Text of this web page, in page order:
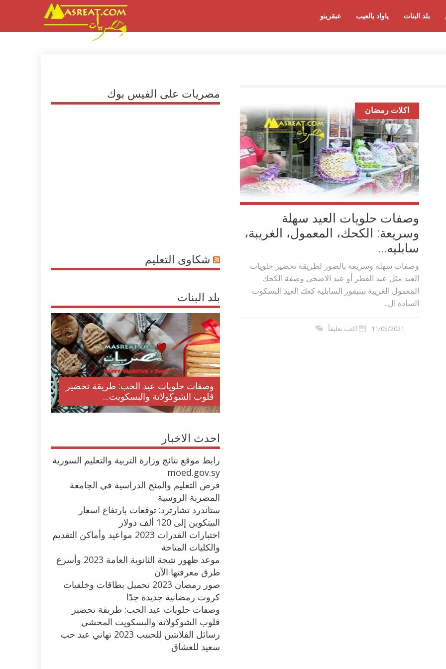
عبقرينو ياواد يالعيب بلد البنات
اكلات رمضان
وصفات حلويات العيد سهلة
وسريعة: الكحك، المعمول، الغريبة،
سابليه...
وصفات سهلة وسريعة بالصور لطريقة تحضير حلويات
العيد مثل عيد الفطر أو عيد الاضحى وصفة الكحك
المعمول الغريبة بيتيفور السابليه كعك العيد البسكوت
السادة ال...
11/05/2021 اكتب تعليقاً
مصريات على الفيس بوك
شكاوى التعليم
بلد البنات
وصفات حلويات عيد الحب: طريقة تحضير
قلوب الشوكولاتة والبسكويت...
احدث الاخبار
رابط موقع نتائج وزارة التربية والتعليم السورية
moed.gov.sy
فرص التعليم والمنح الدراسية في الجامعة
المصرية الروسية
ستاندرد تشارترد: توقعات بارتفاع اسعار
البيتكوين إلى 120 ألف دولار
اختبارات القدرات 2023 مواعيد وأماكن التقديم
والكليات المتاحة
موعد ظهور نتيجة الثانوية العامة 2023 وأسرع
طرق معرفتها الآن
صور رمضان 2023 تحميل بطاقات وخلفيات
كروت رمضانية جديدة جدًا
وصفات حلويات عيد الحب: طريقة تحضير
قلوب الشوكولاتة والبسكويت المحشي
رسائل الفلانتين للحبيب 2023 تهاني عيد حب
سعيد للعشاق